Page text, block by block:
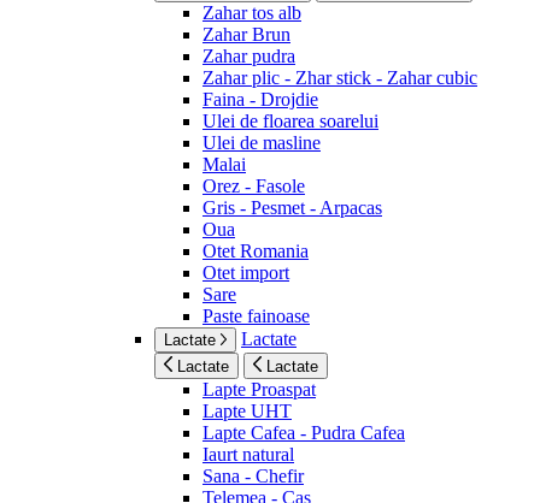
Zahar tos alb
Zahar Brun
Zahar pudra
Zahar plic - Zhar stick - Zahar cubic
Faina - Drojdie
Ulei de floarea soarelui
Ulei de masline
Malai
Orez - Fasole
Gris - Pesmet - Arpacas
Oua
Otet Romania
Otet import
Sare
Paste fainoase
Lactate Lactate
Lactate Lactate
Lapte Proaspat
Lapte UHT
Lapte Cafea - Pudra Cafea
Iaurt natural
Sana - Chefir
Telemea - Cas